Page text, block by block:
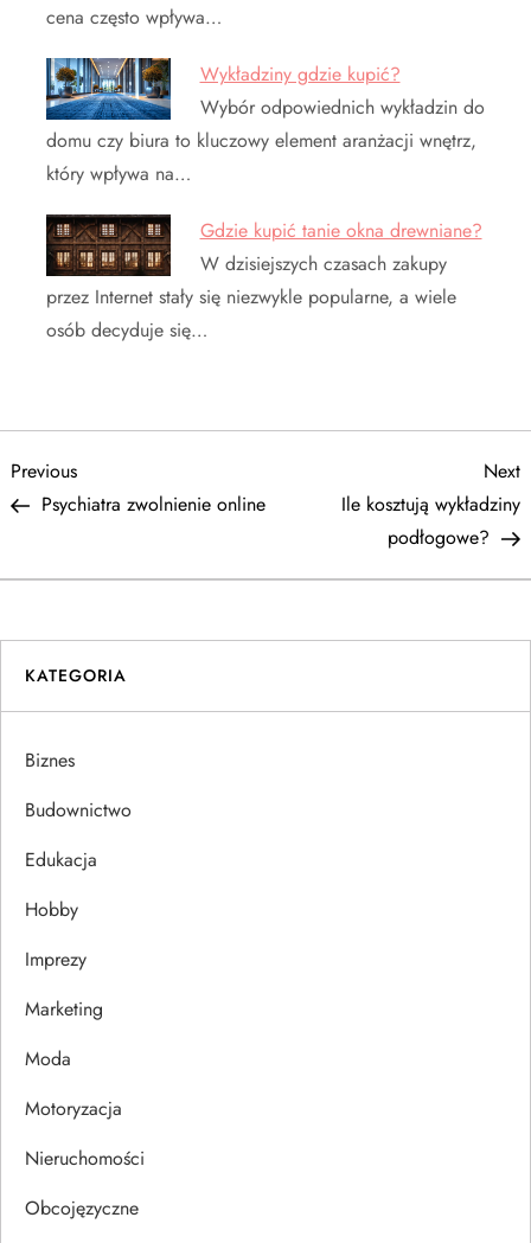
cena często wpływa…
Wykładziny gdzie kupić?
Wybór odpowiednich wykładzin do
domu czy biura to kluczowy element aranżacji wnętrz,
który wpływa na…
Gdzie kupić tanie okna drewniane?
W dzisiejszych czasach zakupy
przez Internet stały się niezwykle popularne, a wiele
osób decyduje się…
N
w
i
g
a
c
a
w
p
u
Previous
Post
Previous
Psychiatra zwolnienie online
Next
Ile kosztują wykładziny
podłogowe?
KATEGORIA
Biznes
Budownictwo
Edukacja
Hobby
Imprezy
Marketing
Moda
Motoryzacja
Nieruchomości
Obcojęzyczne